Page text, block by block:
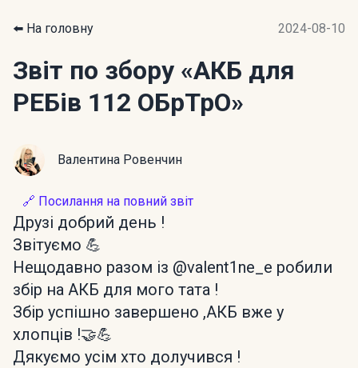
⬅️ На головну 2024-08-10
Звіт по збору «АКБ для
РЕБів 112 ОБрТрО»
Валентина Ровенчин
🔗 Посилання на повний звіт
Друзі добрий день !
Звітуємо 💪
Нещодавно разом із @valent1ne_e робили
збір на АКБ для мого тата !
Збір успішно завершено ,АКБ вже у
хлопців !🤝💪
Дякуємо усім хто долучився !